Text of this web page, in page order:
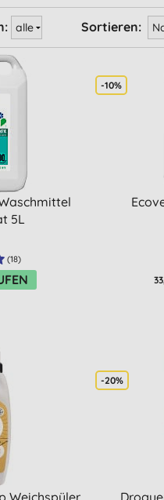
Sortieren:
5L
(18)
-10%
Weichspüler
-20%